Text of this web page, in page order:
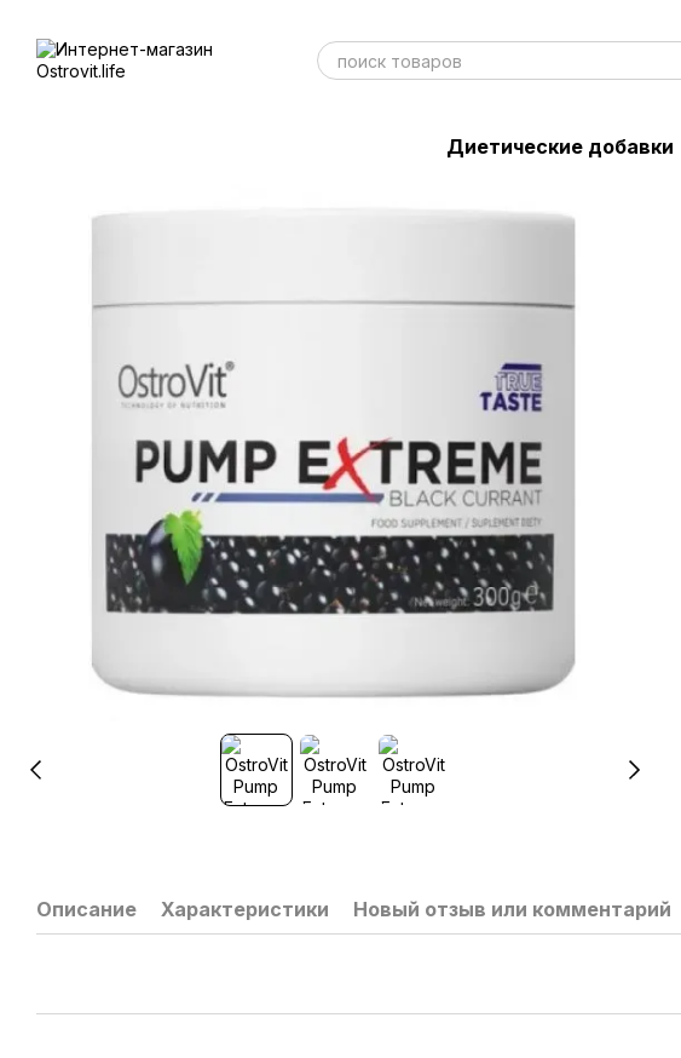
Диетические добавки
Описание Характеристики Новый отзыв или комментарий